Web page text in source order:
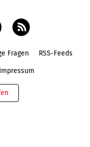
Fragen RSS-Feeds
Impressum